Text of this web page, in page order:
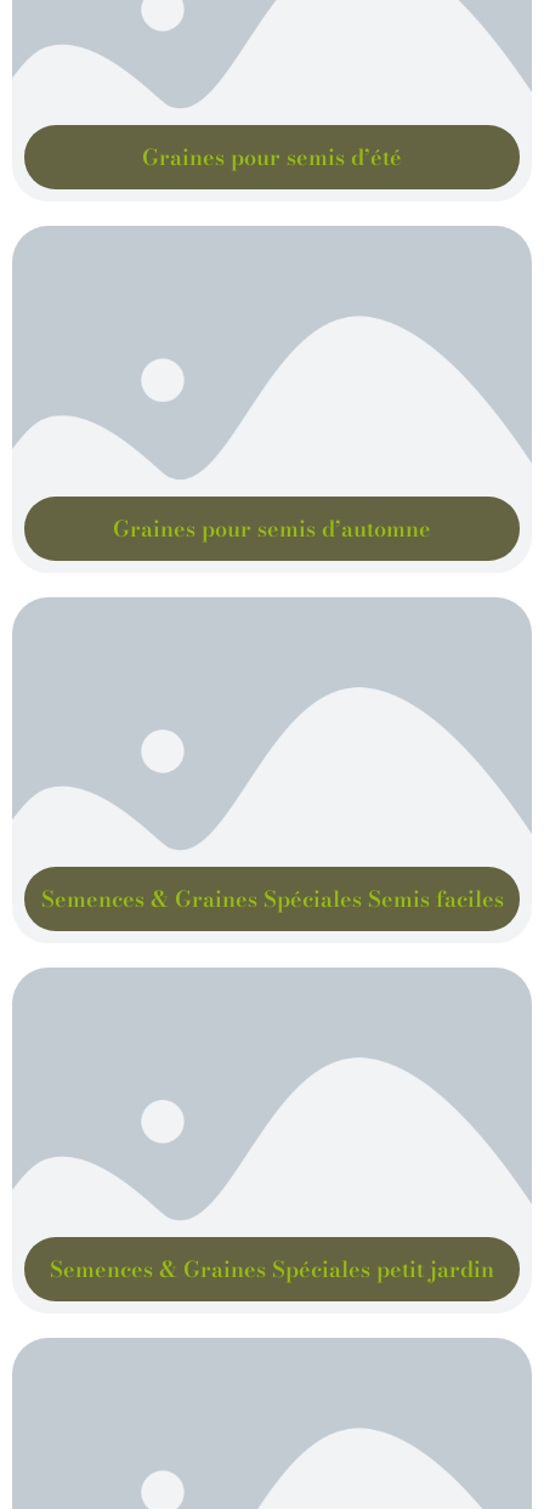
Graines pour semis d’été
Graines pour semis d’automne
Semences & Graines Spéciales Semis faciles
Semences & Graines Spéciales petit jardin